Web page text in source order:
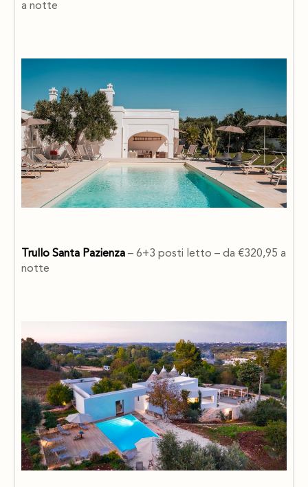
a notte
Trullo Santa Pazienza – 6+3 posti letto – da €320,95 a
notte